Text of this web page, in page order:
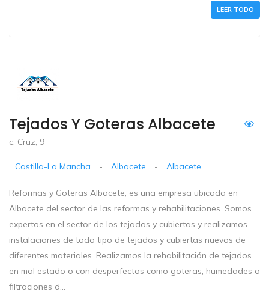
LEER TODO
Tejados Y Goteras Albacete
c. Cruz, 9
Castilla-La Mancha - Albacete - Albacete
Reformas y Goteras Albacete, es una empresa ubicada en
Albacete del sector de las reformas y rehabilitaciones. Somos
expertos en el sector de los tejados y cubiertas y realizamos
instalaciones de todo tipo de tejados y cubiertas nuevos de
diferentes materiales. Realizamos la rehabilitación de tejados
en mal estado o con desperfectos como goteras, humedades o
filtraciones d...